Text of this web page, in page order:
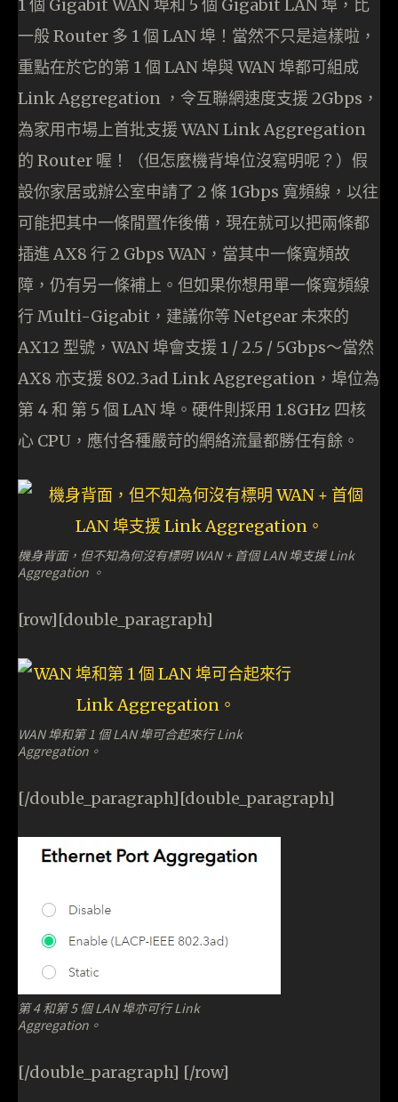
1 個 Gigabit WAN 埠和 5 個 Gigabit LAN 埠，比
一般 Router 多 1 個 LAN 埠！當然不只是這樣啦，
重點在於它的第 1 個 LAN 埠與 WAN 埠都可組成
Link Aggregation ，令互聯網速度支援 2Gbps，
為家用市場上首批支援 WAN Link Aggregation
的 Router 喔！（但怎麼機背埠位沒寫明呢？）假
設你家居或辦公室申請了 2 條 1Gbps 寬頻線，以往
可能把其中一條閒置作後備，現在就可以把兩條都
插進 AX8 行 2 Gbps WAN，當其中一條寬頻故
障，仍有另一條補上。但如果你想用單一條寬頻線
行 Multi-Gigabit，建議你等 Netgear 未來的
AX12 型號，WAN 埠會支援 1 / 2.5 / 5Gbps～當然
AX8 亦支援 802.3ad Link Aggregation，埠位為
第 4 和 第 5 個 LAN 埠。硬件則採用 1.8GHz 四核
心 CPU，應付各種嚴苛的網絡流量都勝任有餘。
機身背面，但不知為何沒有標明 WAN + 首個 LAN 埠支援 Link
Aggregation 。
[row][double_paragraph]
WAN 埠和第 1 個 LAN 埠可合起來行 Link
Aggregation。
[/double_paragraph][double_paragraph]
第 4 和第 5 個 LAN 埠亦可行 Link
Aggregation。
[/double_paragraph] [/row]